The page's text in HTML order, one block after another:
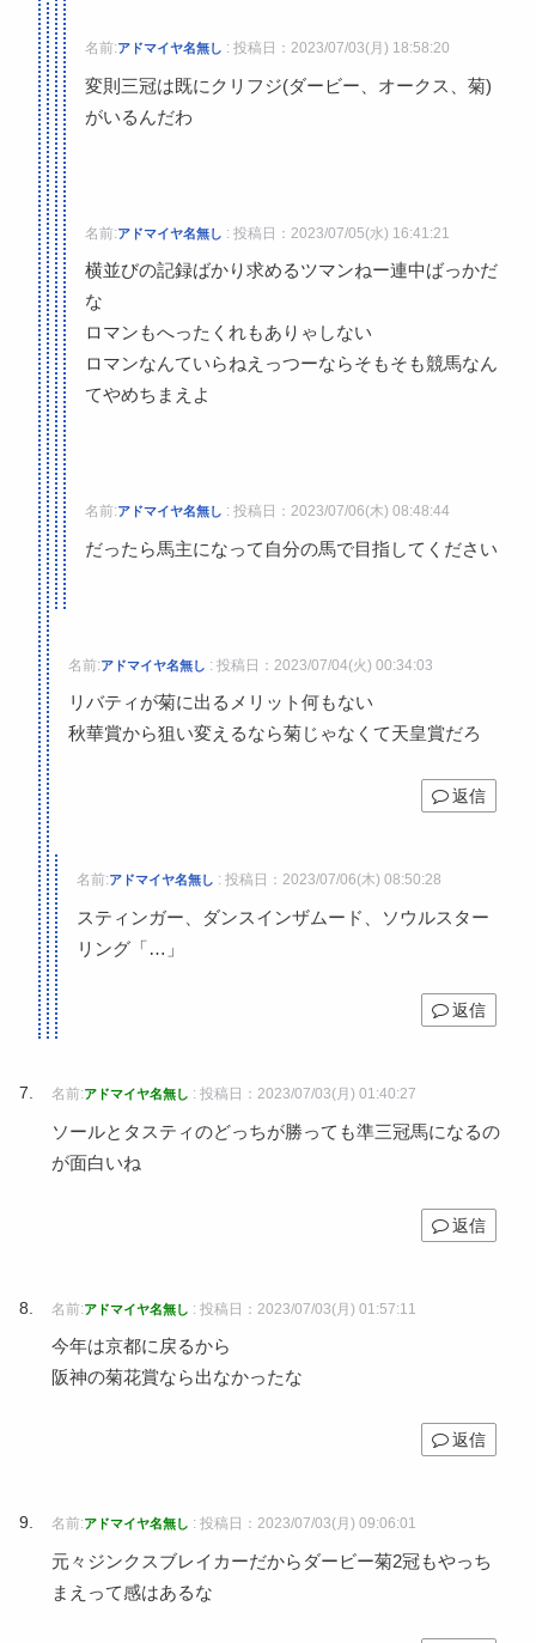
名前:アドマイヤ名無し : 投稿日：2023/07/03(月) 18:58:20
変則三冠は既にクリフジ(ダービー、オークス、菊)
がいるんだわ
名前:アドマイヤ名無し : 投稿日：2023/07/05(水) 16:41:21
横並びの記録ばかり求めるツマンねー連中ばっかだ
な
ロマンもへったくれもありゃしない
ロマンなんていらねえっつーならそもそも競馬なん
てやめちまえよ
名前:アドマイヤ名無し : 投稿日：2023/07/06(木) 08:48:44
だったら馬主になって自分の馬で目指してください
名前:アドマイヤ名無し : 投稿日：2023/07/04(火) 00:34:03
リバティが菊に出るメリット何もない
秋華賞から狙い変えるなら菊じゃなくて天皇賞だろ
返信
名前:アドマイヤ名無し : 投稿日：2023/07/06(木) 08:50:28
スティンガー、ダンスインザムード、ソウルスター
リング「…」
返信
名前:アドマイヤ名無し : 投稿日：2023/07/03(月) 01:40:27
ソールとタスティのどっちが勝っても準三冠馬になるの
が面白いね
返信
名前:アドマイヤ名無し : 投稿日：2023/07/03(月) 01:57:11
今年は京都に戻るから
阪神の菊花賞なら出なかったな
返信
名前:アドマイヤ名無し : 投稿日：2023/07/03(月) 09:06:01
元々ジンクスブレイカーだからダービー菊2冠もやっち
まえって感はあるな